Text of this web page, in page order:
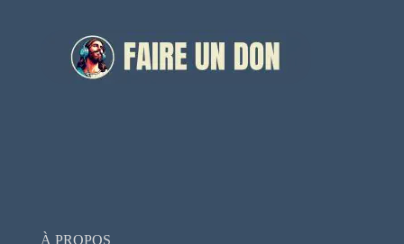
À PROPOS